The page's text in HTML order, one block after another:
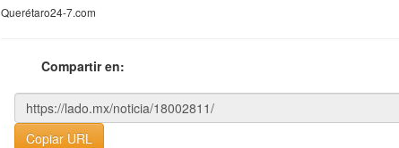
Querétaro24-7.com
Compartir en:
Copiar URL